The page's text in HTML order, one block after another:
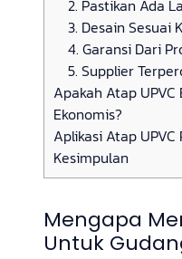
2. Pastikan Ada
3. Desain Sesuai
4. Garansi Dari
5. Supplier
Apakah Atap
Ekonomis?
Aplikasi Atap
Kesimpulan
Mengapa
Untuk